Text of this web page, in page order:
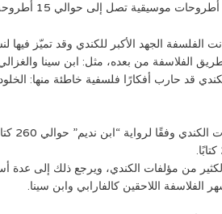
تصل إلى حوالي 15 أطروحة، ولم يتبقَ منها سوى 5 أطروحات.
الفلسفة الجهد الأكبر للكندي وقد تميّز
الفلاسفة من بعده، مثل: ابن سينا
قد حارب أفكارًا فلسفية خاطئة منها:
من مؤلفات الكندي، ويرجع ذلك إلى عدة
الفلاسفة اللاحقين كالفارابي وابن سينا.